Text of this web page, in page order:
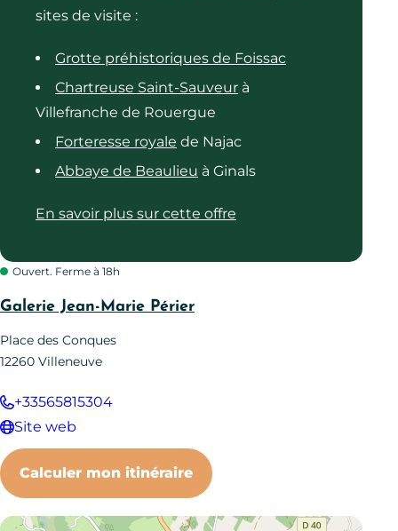
sites de visite :
Grotte préhistoriques de Foissac
Chartreuse Saint-Sauveur à
Villefranche de Rouergue
Forteresse royale de Najac
Abbaye de Beaulieu à Ginals
En savoir plus sur cette offre
Ouvert. Ferme à 18h
Galerie Jean-Marie Périer
Place des Conques
12260 Villeneuve
+33565815304
Site web
Calculer mon itinéraire